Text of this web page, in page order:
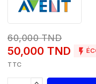
60,000 TND
50,000 TND 
TTC